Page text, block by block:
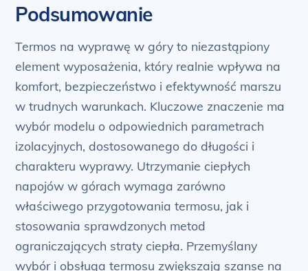
Podsumowanie
Termos na wyprawę w góry to niezastąpiony
element wyposażenia, który realnie wpływa na
komfort, bezpieczeństwo i efektywność marszu
w trudnych warunkach. Kluczowe znaczenie ma
wybór modelu o odpowiednich parametrach
izolacyjnych, dostosowanego do długości i
charakteru wyprawy. Utrzymanie ciepłych
napojów w górach wymaga zarówno
właściwego przygotowania termosu, jak i
stosowania sprawdzonych metod
ograniczających straty ciepła. Przemyślany
wybór i obsługa termosu zwiększają szanse na